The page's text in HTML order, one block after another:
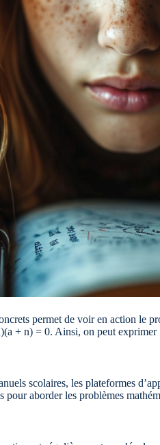
permet de voir en action le
+ n) = 0. Ainsi, on peut exprimer
scolaires, les plateformes
aborder les problèmes